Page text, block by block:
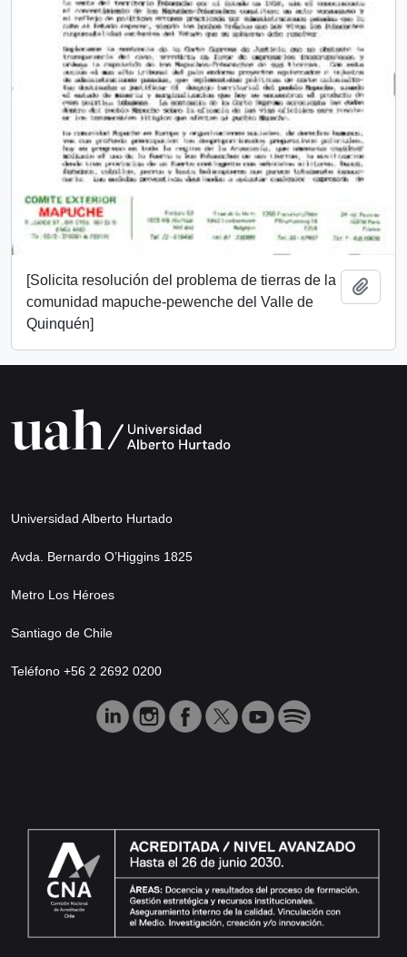
[Solicita resolución del problema de tierras de la
comunidad mapuche-pewenche del Valle de
Quinquén]
Universidad Alberto Hurtado
Avda. Bernardo O’Higgins 1825
Metro Los Héroes
Santiago de Chile
Teléfono +56 2 2692 0200